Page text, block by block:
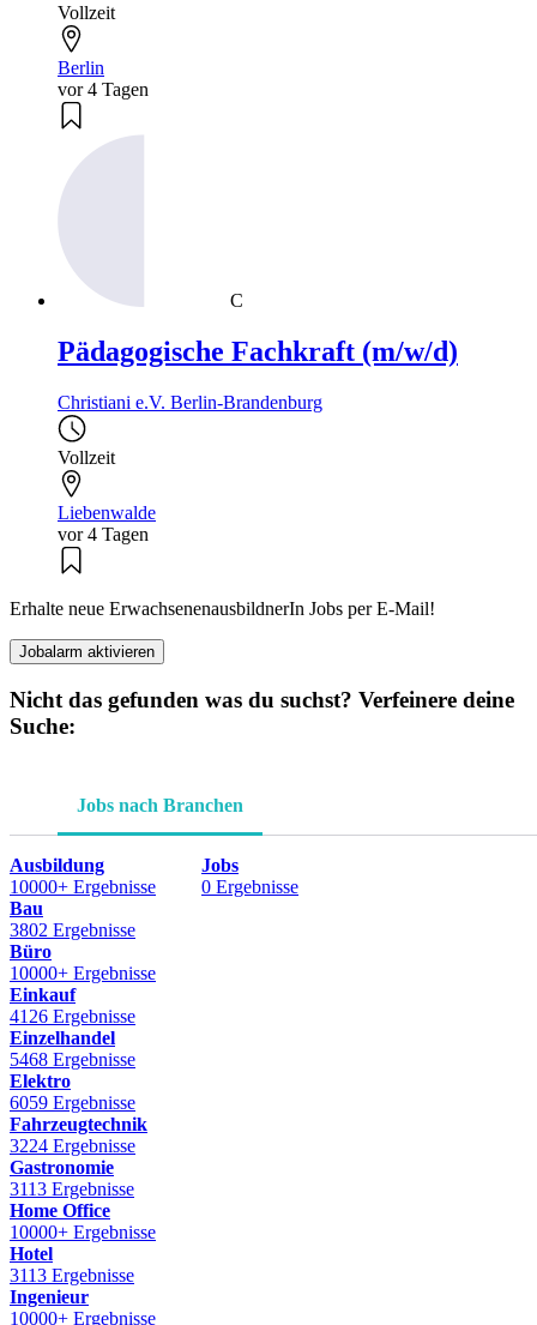
Vollzeit
Berlin
vor 4 Tagen
C
Pädagogische Fachkraft (m/w/d)
Christiani e.V. Berlin-Brandenburg
Vollzeit
Liebenwalde
vor 4 Tagen
Erhalte neue ErwachsenenausbildnerIn Jobs per E-Mail!
Jobalarm aktivieren
Nicht das gefunden was du suchst? Verfeinere deine
Suche:
Jobs nach Branchen
Ausbildung
10000+ Ergebnisse
Bau
3802 Ergebnisse
Büro
10000+ Ergebnisse
Einkauf
4126 Ergebnisse
Einzelhandel
5468 Ergebnisse
Elektro
6059 Ergebnisse
Fahrzeugtechnik
3224 Ergebnisse
Gastronomie
3113 Ergebnisse
Home Office
10000+ Ergebnisse
Hotel
3113 Ergebnisse
Ingenieur
10000+ Ergebnisse
Jobs
0 Ergebnisse